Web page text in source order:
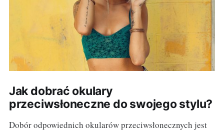
Jak dobrać okulary
przeciwsłoneczne do swojego stylu?
Dobór odpowiednich okularów przeciwsłonecznych jest